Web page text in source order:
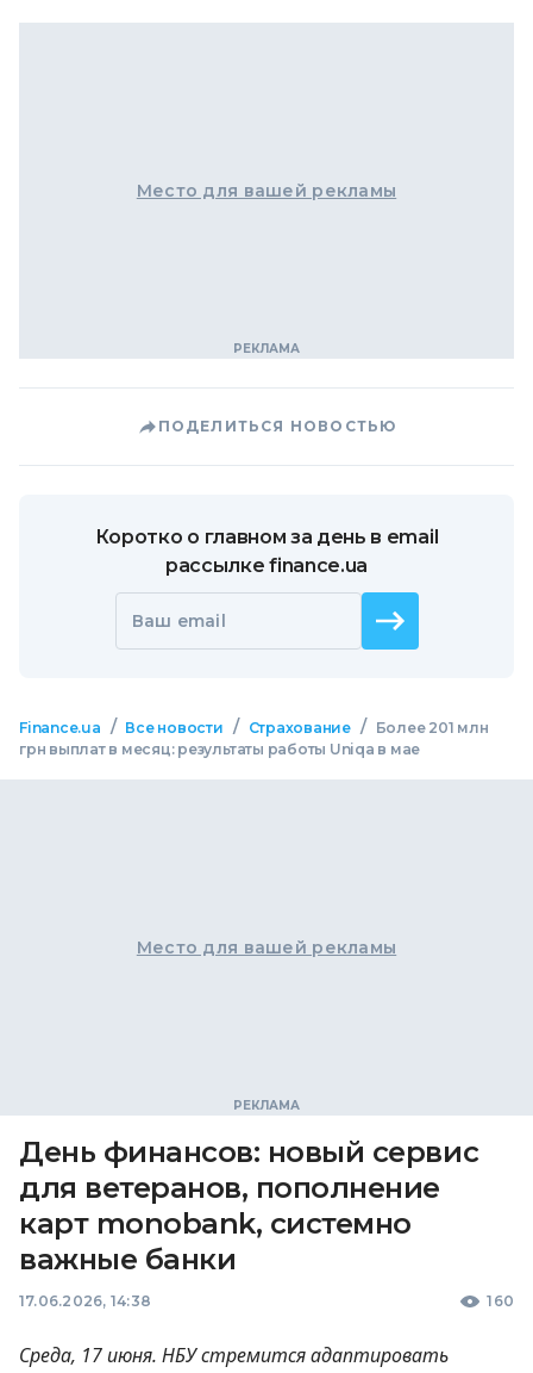
Место для вашей рекламы
ПОДЕЛИТЬСЯ НОВОСТЬЮ
Коротко о главном за день в email
рассылке finance.ua
Ваш email
Finance.ua / Все новости / Страхование /
Более 201 млн
грн выплат в месяц: результаты работы Uniqa в мае
Место для вашей рекламы
День финансов: новый сервис
для ветеранов, пополнение
карт monobank, системно
важные банки
17.06.2026, 14:38 160
Среда, 17 июня. НБУ стремится адаптировать